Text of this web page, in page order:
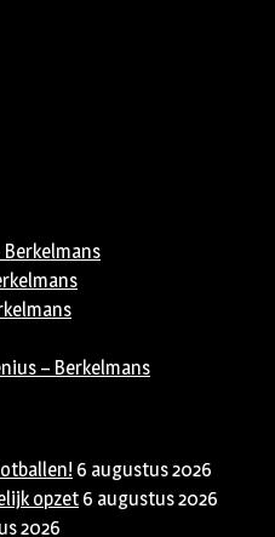
Berkelmans
– Berkelmans
6 augustus 2026
opzet 6 augustus 2026
2026